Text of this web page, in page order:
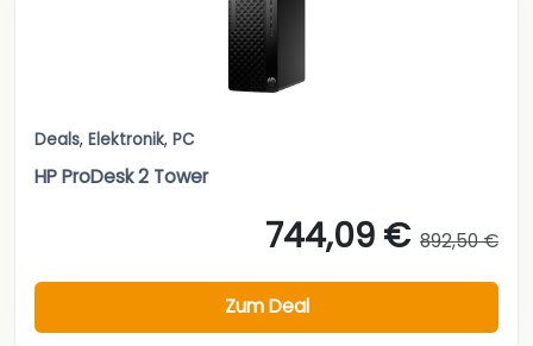
Deals, Elektronik, PC
HP ProDesk 2 Tower
744,09 € 892,50 €
Zum Deal